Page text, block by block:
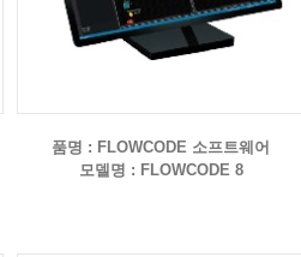
품명 : FLOWCODE 소프트웨어
모델명 : FLOWCODE 8